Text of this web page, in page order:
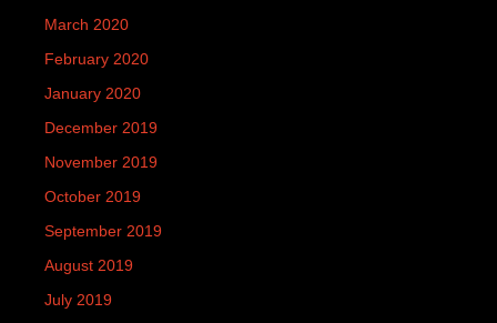
March 2020
February 2020
January 2020
December 2019
November 2019
October 2019
September 2019
August 2019
July 2019